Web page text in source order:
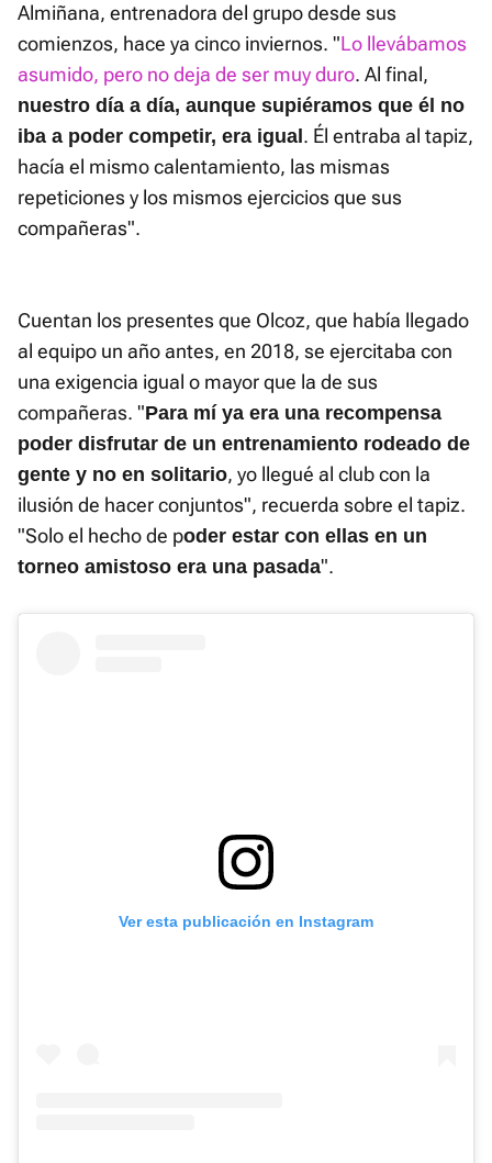
Almiñana, entrenadora del grupo desde sus
comienzos, hace ya cinco inviernos. "Lo llevábamos
asumido, pero no deja de ser muy duro. Al final,
nuestro día a día, aunque supiéramos que él no
iba a poder competir, era igual . Él entraba al tapiz,
hacía el mismo calentamiento, las mismas
repeticiones y los mismos ejercicios que sus
compañeras".
Cuentan los presentes que Olcoz, que había llegado
al equipo un año antes, en 2018, se ejercitaba con
una exigencia igual o mayor que la de sus
compañeras. "Para mí ya era una recompensa
poder disfrutar de un entrenamiento rodeado de
gente y no en solitario, yo llegué al club con la
ilusión de hacer conjuntos", recuerda sobre el tapiz.
"Solo el hecho de poder estar con ellas en un
torneo amistoso era una pasada".
Ver esta publicación en Instagram